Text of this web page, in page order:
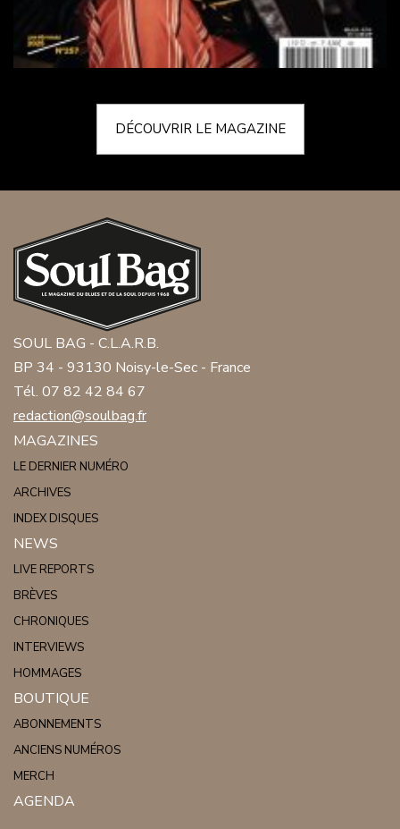
DÉCOUVRIR LE MAGAZINE
SOUL BAG - C.L.A.R.B.
BP 34 - 93130 Noisy-le-Sec - France
Tél. 07 82 42 84 67
redaction@soulbag.fr
MAGAZINES
LE DERNIER NUMÉRO
ARCHIVES
INDEX DISQUES
NEWS
LIVE REPORTS
BRÈVES
CHRONIQUES
INTERVIEWS
HOMMAGES
BOUTIQUE
ABONNEMENTS
ANCIENS NUMÉROS
MERCH
AGENDA